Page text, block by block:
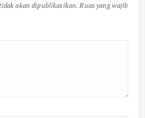
akan dipublikasikan. Ruas yang wajib